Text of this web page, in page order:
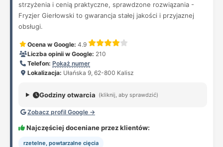
strzyżenia i cenią praktyczne, sprawdzone rozwiązania -
Fryzjer Gierłowski to gwarancja stałej jakości i przyjaznej
obsługi.
Ocena w Google: 4.9
Liczba opinii w Google: 210
Telefon: Pokaż numer
Lokalizacja: Ułańska 9, 62-800 Kalisz
Godziny otwarcia (kliknij, aby sprawdzić)
Zobacz profil Google →
Najczęściej doceniane przez klientów:
rzetelne, powtarzalne cięcia